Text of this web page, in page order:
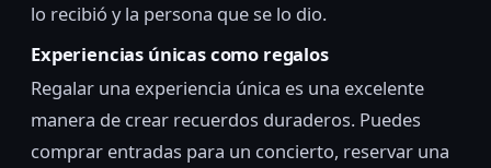
lo recibió y la persona que se lo dio.
Experiencias únicas como regalos
Regalar una experiencia única es una excelente
manera de crear recuerdos duraderos. Puedes
comprar entradas para un concierto, reservar una